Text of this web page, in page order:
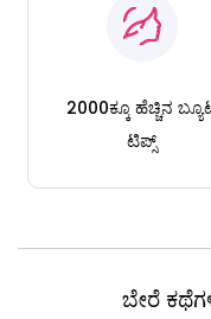
2000ಕ್ಕೂ ಹೆಚ್ಚಿನ
ಟಿಪ್ಸ್
ಬೇರೆ